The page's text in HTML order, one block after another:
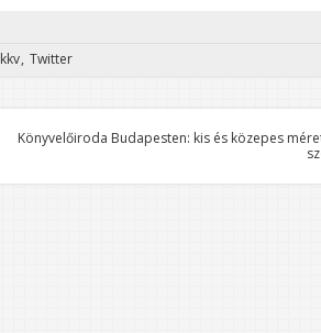
kkv Twitter
Könyvelőiroda Budapesten: kis és közepes